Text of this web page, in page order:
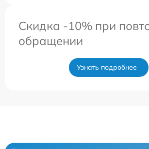
Скидка -10% при
обращении
Узнать подробнее